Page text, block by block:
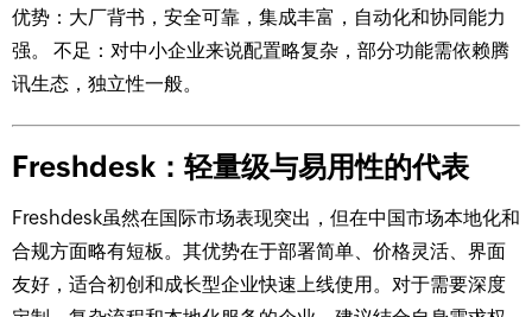
优势：大厂背书，安全可靠，集成丰富，自动化和协同能力
强。 不足：对中小企业来说配置略复杂，部分功能需依赖腾
讯生态，独立性一般。
Freshdesk：轻量级与易用性的代表
Freshdesk虽然在国际市场表现突出，但在中国市场本地化和
合规方面略有短板。其优势在于部署简单、价格灵活、界面
友好，适合初创和成长型企业快速上线使用。对于需要深度